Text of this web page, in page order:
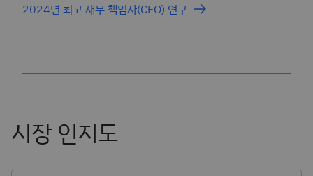
2024년 최고 재무 책임자(CFO) 연구
시장 인지도